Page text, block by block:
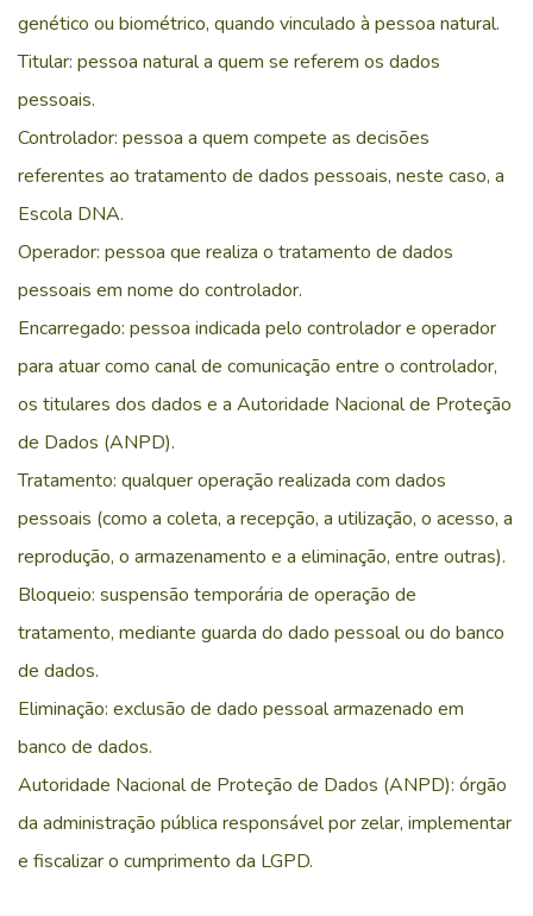
genético ou biométrico, quando vinculado à pessoa natural.
Titular: pessoa natural a quem se referem os dados
pessoais.
Controlador: pessoa a quem compete as decisões
referentes ao tratamento de dados pessoais, neste caso, a
Escola DNA.
Operador: pessoa que realiza o tratamento de dados
pessoais em nome do controlador.
Encarregado: pessoa indicada pelo controlador e operador
para atuar como canal de comunicação entre o controlador,
os titulares dos dados e a Autoridade Nacional de Proteção
de Dados (ANPD).
Tratamento: qualquer operação realizada com dados
pessoais (como a coleta, a recepção, a utilização, o acesso, a
reprodução, o armazenamento e a eliminação, entre outras).
Bloqueio: suspensão temporária de operação de
tratamento, mediante guarda do dado pessoal ou do banco
de dados.
Eliminação: exclusão de dado pessoal armazenado em
banco de dados.
Autoridade Nacional de Proteção de Dados (ANPD): órgão
da administração pública responsável por zelar, implementar
e fiscalizar o cumprimento da LGPD.